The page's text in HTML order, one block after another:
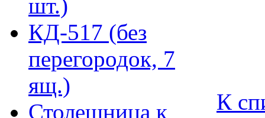
шт.)
КД-517 (без
перегородок, 7
ящ.)
Столешница к
К